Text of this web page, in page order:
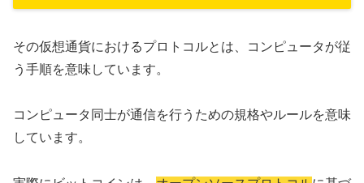
その仮想通貨におけるプロトコルとは、コンピュータが従
う手順を意味しています。
コンピュータ同士が通信を行うための規格やルールを意味
しています。